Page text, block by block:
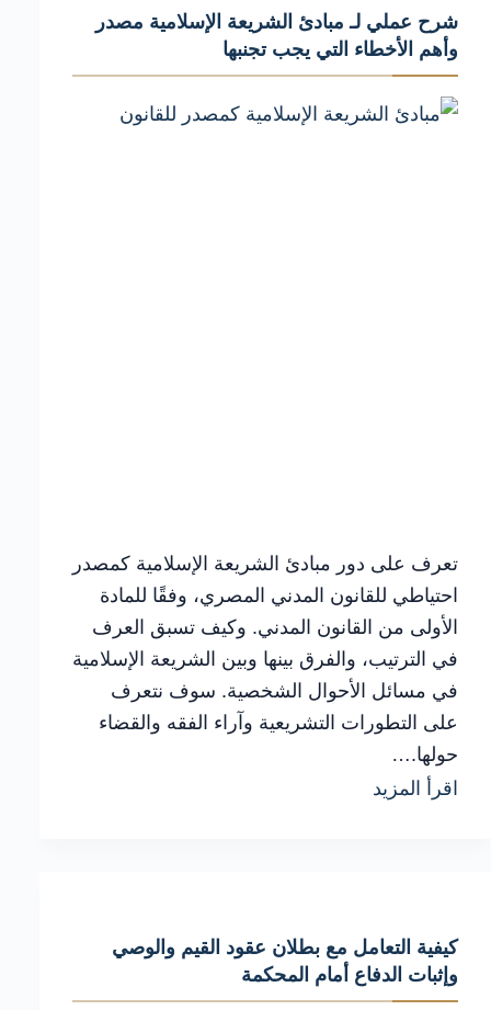
المصري
التعريف
وأهم
شرح عملي لـ مبادئ الشريعة الإسلامية مصدر
وأهم الأخطاء التي يجب تجنبها
تعرف على دور مبادئ الشريعة الإسلامية كمصدر
احتياطي للقانون المدني المصري، وفقًا للمادة
الأولى من القانون المدني. وكيف تسبق العرف
في الترتيب، والفرق بينها وبين الشريعة الإسلامية
في مسائل الأحوال الشخصية. سوف نتعرف
على التطورات التشريعية وآراء الفقه والقضاء
حولها.…
اقرأ المزيد
الإسلامية
مصدر
كيفية التعامل مع بطلان عقود القيم والوصي
وإثبات الدفاع أمام المحكمة